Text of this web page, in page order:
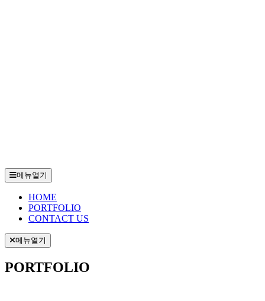
메뉴열기
HOME
PORTFOLIO
CONTACT US
메뉴열기
PORTFOLIO